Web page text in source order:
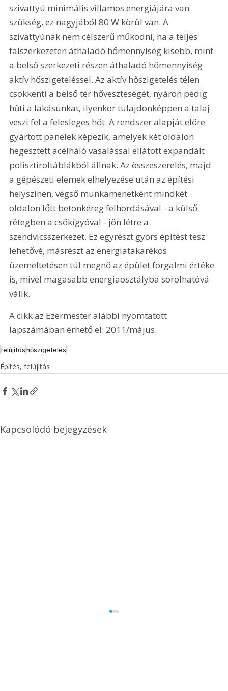
szivattyú minimális villamos energiájára van
szükség, ez nagyjából 80 W körül van. A
szivattyúnak nem célszerű működni, ha a teljes
falszerkezeten áthaladó hőmennyiség kisebb, mint
a belső szerkezeti részen áthaladó hőmennyiség
aktív hőszigeteléssel. Az aktív hőszigetelés télen
csökkenti a belső tér hőveszteségét, nyáron pedig
hűti a lakásunkat, ilyenkor tulajdonképpen a talaj
veszi fel a felesleges hőt. A rendszer alapját előre
gyártott panelek képezik, amelyek két oldalon
hegesztett acélháló vasalással ellátott expandált
polisztiroltáblákból állnak. Az összeszerelés, majd
a gépészeti elemek elhelyezése után az építési
helyszínen, végső munkamenetként mindkét
oldalon lőtt betonkéreg felhordásával - a külső
rétegben a csőkígyóval - jön létre a
szendvicsszerkezet. Ez egyrészt gyors építést tesz
lehetővé, másrészt az energiatakarékos
üzemeltetésen túl megnő az épület forgalmi értéke
is, mivel magasabb energiaosztályba sorolhatóvá
válik.
A cikk az Ezermester alábbi nyomtatott
lapszámában érhető el: 2011/május.
felújításhőszigetelés
Építés, felújítás
Kapcsolódó bejegyzések